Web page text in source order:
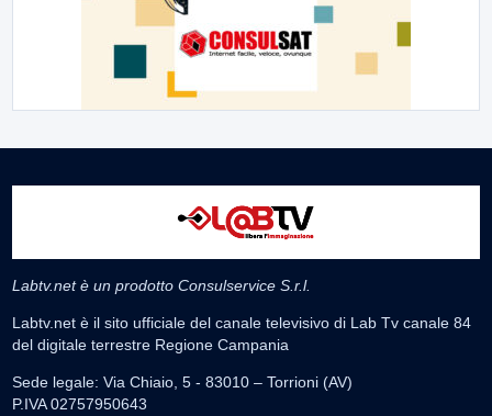
Labtv.net è un prodotto Consulservice S.r.l.
Labtv.net è il sito ufficiale del canale televisivo di Lab Tv canale 84
del digitale terrestre Regione Campania
Sede legale: Via Chiaio, 5 - 83010 – Torrioni (AV)
P.IVA 02757950643